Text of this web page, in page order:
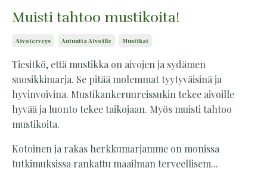
Muisti tahtoo mustikoita!
Aivoterveys Autuutta Aivoille Mustikat
Tiesitkö, että mustikka on aivojen ja sydämen
suosikkimarja. Se pitää molemmat tyytyväisinä ja
hyvinvoivina. Mustikankeruureissukin tekee aivoille
hyvää ja luonto tekee taikojaan. Myös muisti tahtoo
mustikoita.
Kotoinen ja rakas herkkumarjamme on monissa
tutkimuksissa rankattu maailman terveellisem...